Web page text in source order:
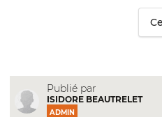
Publié par
ISIDORE BEAUTRELET
ADMIN